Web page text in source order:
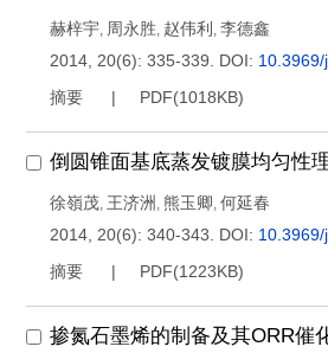
赫梓宇, 周永胜, 赵伟利 , 李德鑫
2014, 20(6): 335-339.
DOI:
摘要
PDF(1018KB)
倒圆锥面基底蒸发镀膜均匀性
徐嶺茂, 王济洲 , 熊玉卿, 何延春
2014, 20(6): 340-343.
DOI:
摘要
PDF(1223KB)
掺氮石墨烯的制备及其ORR催